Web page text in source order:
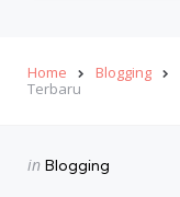
Home Blogging
Terbaru
Categories
Posted
in Blogging